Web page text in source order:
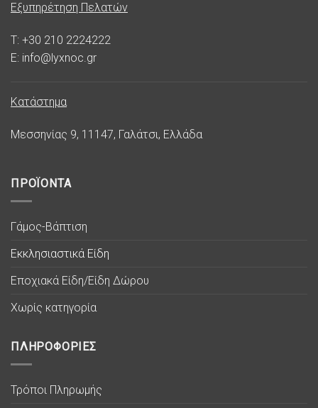
Εξυπηρέτηση Πελατών
T: +30 210 2224222
E: info@lyxnoc.gr
Κατάστημα
Μεσσηνίας 9, 11147, Γαλάτσι, Ελλάδα
ΠΡΟΪΟΝΤΑ
Γάμος-Βάπτιση
Εκκλησιαστικά Είδη
Εποχιακά Είδη/Είδη Δώρου
Χωρίς κατηγορία
ΠΛΗΡΟΦΟΡΙΕΣ
Τρόποι Πληρωμής